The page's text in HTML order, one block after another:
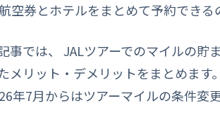
空券とホテルをまとめて予約できる
事では、 JALツアーでのマイルの貯
メリット・デメリットをまとめます。
年7月からはツアーマイルの条件変